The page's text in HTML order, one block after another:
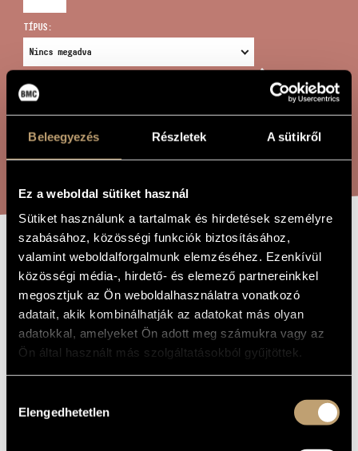
Beleegyezés Részletek A sütikről
Ez a weboldal sütiket használ
Sütiket használunk a tartalmak és hirdetések személyre
szabásához, közösségi funkciók biztosításához,
valamint weboldalforgalmunk elemzéséhez. Ezenkívül
közösségi média-, hirdető- és elemező partnereinkkel
megosztjuk az Ön weboldalhasználatra vonatkozó
adatait, akik kombinálhatják az adatokat más olyan
adatokkal, amelyeket Ön adott meg számukra vagy az
Ön által használt más szolgáltatásokból gyűjtöttek.
kiválasztása
Elengedhetetlen
MŰVÉSZADATBÁZIS
ZENEMŰ-ADATBÁZIS
TÍPUS:
ÖSSZETETT KERESÉS
A MŰ CÍME CAPRICCIO
ZENESZERZŐ Buttykay Ákos
EREDETI /
MAGYAR CÍM
Capriccio
IDEGEN
Capriccio
ALCÍM Hegedűre és zongorára